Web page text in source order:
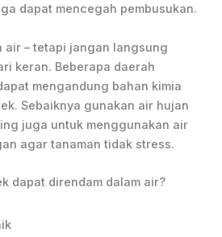
dapat mencegah pembusukan.
air – tetapi jangan langsung
keran. Beberapa daerah
mengandung bahan kimia
Sebaiknya gunakan air hujan
juga untuk menggunakan air
agar tanaman tidak stress.
dapat direndam dalam air?